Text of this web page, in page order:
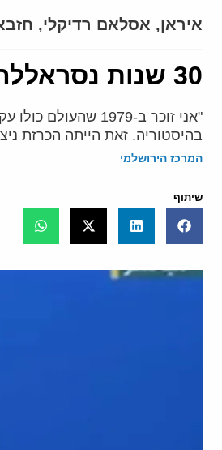
איראן, אסלאם רדיקלי,
30 שנות נסראללה: הקשר לטהרן, האיבה הפנימית והאיום על ישראל
"אני זוכר ב-
בהיסטוריה. זאת הייתה הכרזת
המרכז הירושלמי
שיתוף